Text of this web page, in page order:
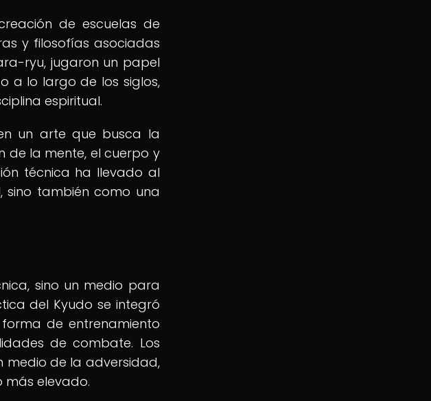
de escuelas de
y filosofías asociadas
ryu, jugaron un papel
a lo largo de los siglos,
espiritual.
un arte que busca la
de la mente, el cuerpo y
técnica ha llevado al
también como una
sino un medio para
del Kyudo se integró
de entrenamiento
de combate. Los
medio de la adversidad,
más elevado.